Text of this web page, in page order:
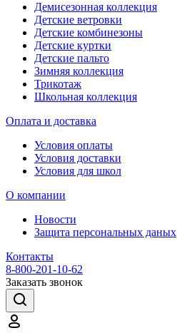
Демисезонная коллекция
Детские ветровки
Детские комбинезоны
Детские куртки
Детские пальто
Зимняя коллекция
Трикотаж
Школьная коллекция
Оплата и доставка
Условия оплаты
Условия доставки
Условия для школ
О компании
Новости
Защита персональных даных
Контакты
8-800-201-10-62
Заказать звонок